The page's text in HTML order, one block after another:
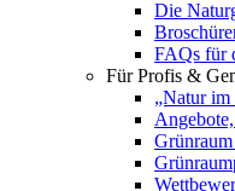
Die
FAQs für
Für Profis &
„Natur im